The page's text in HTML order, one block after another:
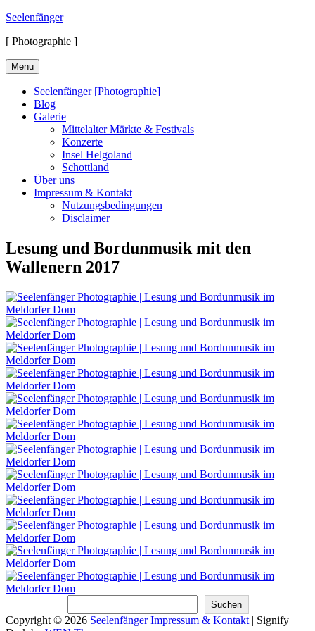
Skip
content
Seelenfänger
[ Photographie ]
Menu
Seelenfänger [Photographie]
Blog
Galerie
Mittelalter Märkte & Festivals
Konzerte
Insel Helgoland
Schottland
Über uns
Impressum & Kontakt
Nutzungsbedingungen
Disclaimer
Lesung und Bordunmusik mit den
Wallenern 2017
Suchen
Copyright © 2026 Seelenfänger Impressum & Kontakt | Signify